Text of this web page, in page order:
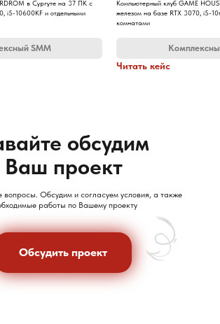
в Сургуте на 37 ПК с
i5-10600KF и отдельными
SMM
Компьютерный клуб GAME
железом на базе RTX 3070, i5-
комнатами
Читать кейс
вопросы. Обсудим и согласуем условия, а также
работы по Вашему проекту
обсудим
Ваш проект
Обсудить проект
Обсудить проект